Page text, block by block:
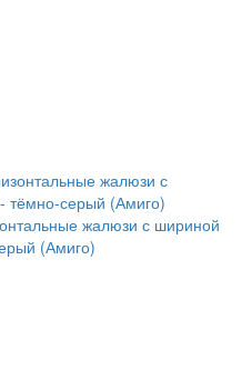
жалюзи с шириной
(Амиго)